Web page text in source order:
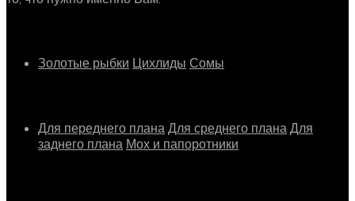
Золотые рыбки Цихлиды Сомы
Для переднего плана Для среднего плана Для
заднего плана Мох и папоротники